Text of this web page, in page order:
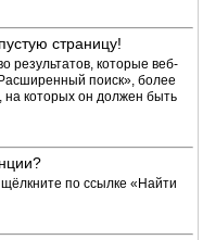
страницу!
результатов, которые веб-
поиск», более
на которых он должен быть
по ссылке «Найти